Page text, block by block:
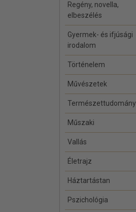
Regény, novella,
elbeszélés
Gyermek- és ifjúsági
irodalom
Történelem
Művészetek
Természettudomány
Műszaki
Vallás
Életrajz
Háztartástan
Pszichológia